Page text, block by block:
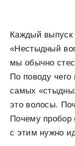
Каждый выпуск
«Нестыдный
мы обычно
По поводу
самых
это волосы.
Почему пробор
с этим нужно